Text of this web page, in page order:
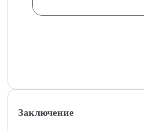
Заключение